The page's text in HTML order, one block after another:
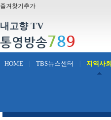
즐겨찾기추가
내고향 TV
통영방송789
HOME TBS뉴스센터 지역사회